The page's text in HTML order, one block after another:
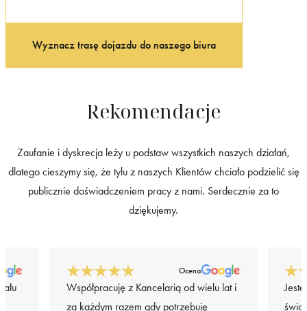
Wyznacz trasę dojazdu do naszego biura
Rekomendacje
Zaufanie i dyskrecja leży u podstaw wszystkich naszych działań,
dlatego cieszymy się, że tylu z naszych Klientów chciało podzielić się
publicznie doświadczeniem pracy z nami. Serdecznie za to
dziękujemy.
Ocena
Współpracuję z Kancelarią od wielu lat i
za każdym razem gdy potrzebuję